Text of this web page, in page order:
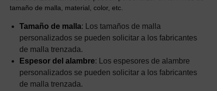
tamaño de malla, material, color, etc.
Tamaño de malla: Los tamaños de malla
personalizados se pueden solicitar a los fabricantes
de malla trenzada.
Espesor del alambre: Los espesores de alambre
personalizados se pueden solicitar a los fabricantes
de malla trenzada.